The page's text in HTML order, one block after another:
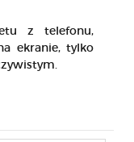
z telefonu,
ekranie, tylko